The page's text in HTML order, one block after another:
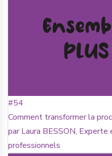
#54
Comment transformer la
par Laura BESSON, Experte
professionnels